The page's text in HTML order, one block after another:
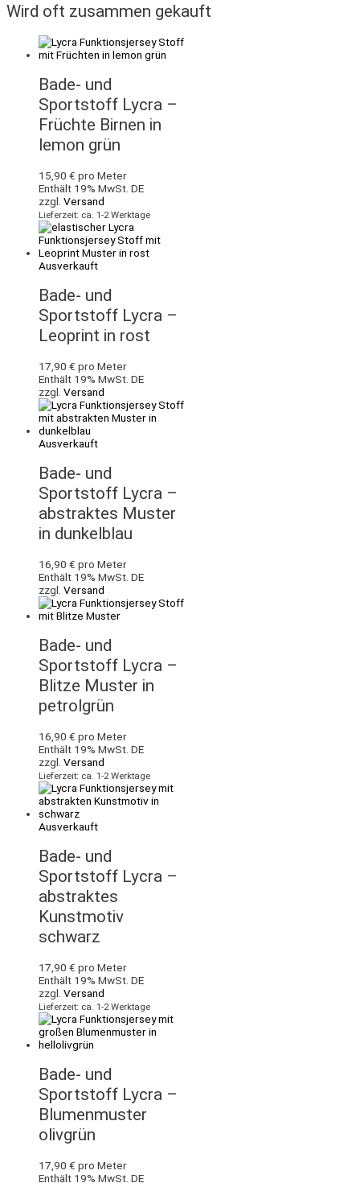
Wird oft zusammen gekauft
Bade- und
Sportstoff Lycra –
Früchte Birnen in
lemon grün
15,90 € pro Meter
Enthält 19% MwSt. DE
zzgl. Versand
Lieferzeit: ca. 1-2 Werktage
Ausverkauft
Bade- und
Sportstoff Lycra –
Leoprint in rost
17,90 € pro Meter
Enthält 19% MwSt. DE
zzgl. Versand
Ausverkauft
Bade- und
Sportstoff Lycra –
abstraktes Muster
in dunkelblau
16,90 € pro Meter
Enthält 19% MwSt. DE
zzgl. Versand
Bade- und
Sportstoff Lycra –
Blitze Muster in
petrolgrün
16,90 € pro Meter
Enthält 19% MwSt. DE
zzgl. Versand
Lieferzeit: ca. 1-2 Werktage
Ausverkauft
Bade- und
Sportstoff Lycra –
abstraktes
Kunstmotiv
schwarz
17,90 € pro Meter
Enthält 19% MwSt. DE
zzgl. Versand
Lieferzeit: ca. 1-2 Werktage
Bade- und
Sportstoff Lycra –
Blumenmuster
olivgrün
17,90 € pro Meter
Enthält 19% MwSt. DE